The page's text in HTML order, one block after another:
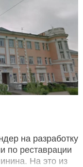
на разработку
по реставрации
На это из